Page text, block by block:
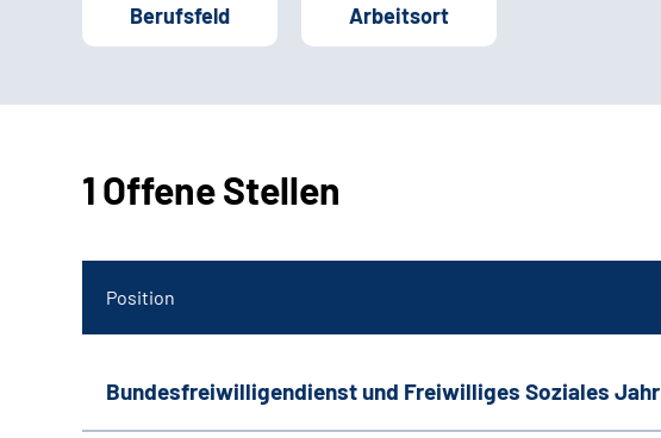
Berufsfeld Arbeitsort
1 Offene Stellen
Position
Bundesfreiwilligendienst und Freiwilliges Soziales Jahr